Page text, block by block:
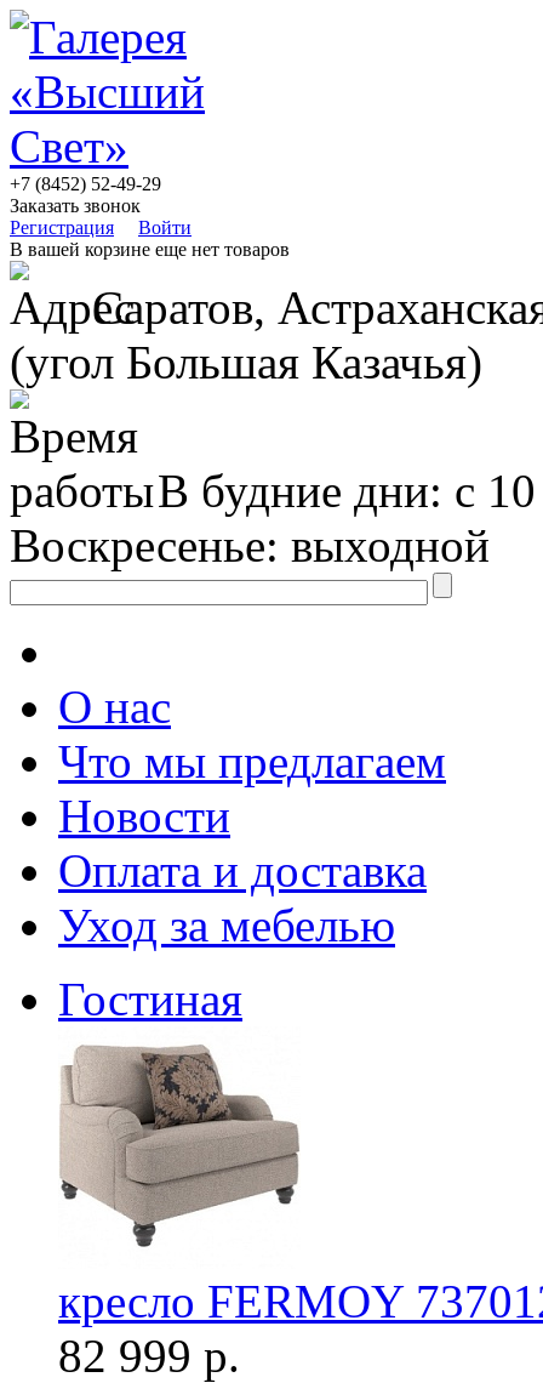
+7 (8452) 52-49-29
Заказать звонок
Регистрация
Войти
В вашей корзине еще нет товаров
Саратов,
(угол Большая Казачья)
В будние дни: с
Воскресенье: выходной
О нас
Что мы предлагаем
Новости
Оплата и доставка
Уход за мебелью
Гостиная
кресло FERMOY
82 999 р.